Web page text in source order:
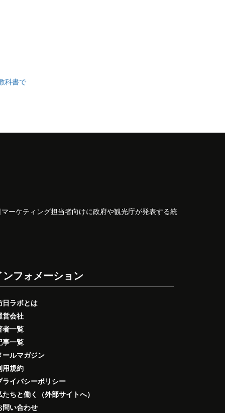
科書で
ーケティング担当者向けに政府や観光庁が発表する統
ンフォメーション
日ラボとは
営会社
者一覧
事一覧
ールマガジン
用規約
ライバシーポリシー
たちと働く（外部サイトへ）
問い合わせ